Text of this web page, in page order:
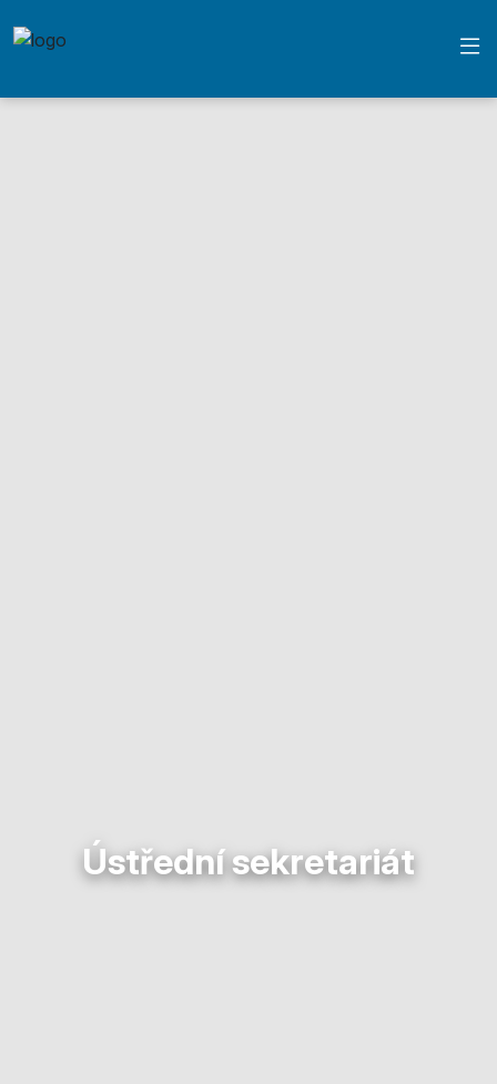
Ústřední sekretariát